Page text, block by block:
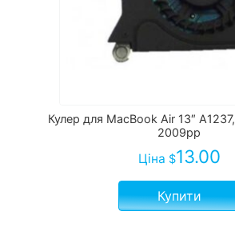
Кулер для MacBook Air 13″
2009рр
Ціна $13.00
Купити